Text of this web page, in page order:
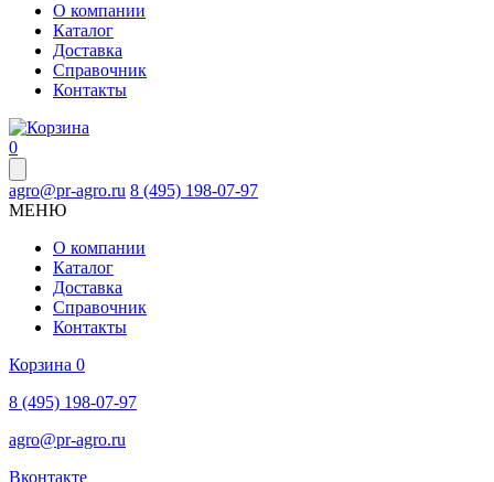
О компании
Каталог
Доставка
Справочник
Контакты
0
agro@pr-agro.ru 8 (495) 198-07-97
МЕНЮ
О компании
Каталог
Доставка
Справочник
Контакты
Корзина 0
8 (495) 198-07-97
agro@pr-agro.ru
Вконтакте